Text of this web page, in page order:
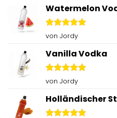
Watermelon
Bewertet
von
5
von Jordy
Vanilla Vodka
Bewertet
von
5
von Jordy
Holländischer